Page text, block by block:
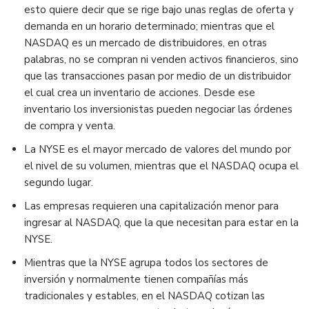
esto quiere decir que se rige bajo unas reglas de oferta y
demanda en un horario determinado; mientras que el
NASDAQ es un mercado de distribuidores, en otras
palabras, no se compran ni venden activos financieros, sino
que las transacciones pasan por medio de un distribuidor
el cual crea un inventario de acciones. Desde ese
inventario los inversionistas pueden negociar las órdenes
de compra y venta.
La NYSE es el mayor mercado de valores del mundo por
el nivel de su volumen, mientras que el NASDAQ ocupa el
segundo lugar.
Las empresas requieren una capitalización menor para
ingresar al NASDAQ, que la que necesitan para estar en la
NYSE.
Mientras que la NYSE agrupa todos los sectores de
inversión y normalmente tienen compañías más
tradicionales y estables, en el NASDAQ cotizan las